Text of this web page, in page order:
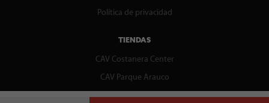
Política de privacidad
TIENDAS
CAV Costanera Center
CAV Parque Arauco